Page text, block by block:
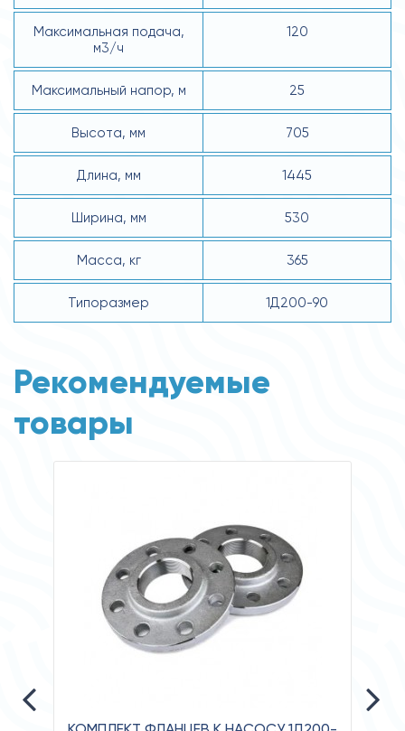
Максимальная подача,
м3/ч
120
Максимальный напор, м 25
Высота, мм 705
Длина, мм 1445
Ширина, мм 530
Масса, кг 365
Типоразмер 1Д200-90
Рекомендуемые
товары